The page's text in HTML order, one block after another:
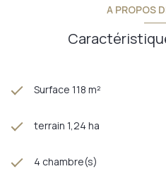
A PROPOS
Surface 118 m²
terrain 1,24 ha
4 chambre(s)